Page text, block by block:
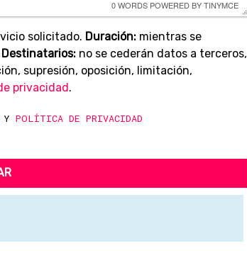
0 WORDS POWERED BY TINYMCE
solicitado. Duración: mientras se
Destinatarios: no se cederán datos a terceros,
supresión, oposición, limitación,
privacidad .
Y POLÍTICA DE PRIVACIDAD